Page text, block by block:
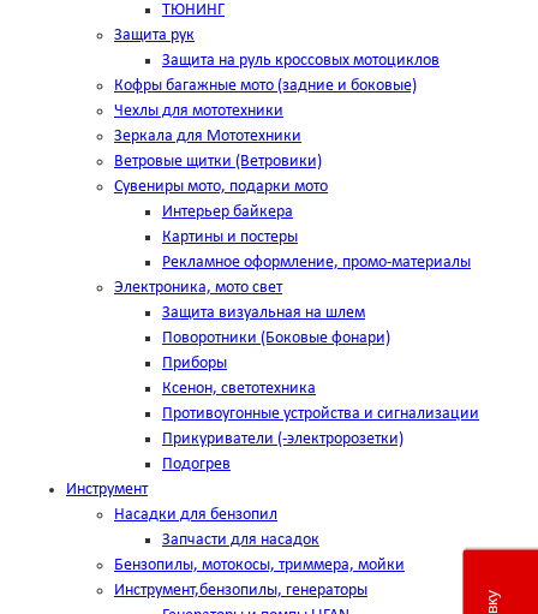
ТЮНИНГ
Защита рук
Защита на руль кроссовых мотоциклов
Кофры багажные мото (задние и боковые)
Чехлы для мототехники
Зеркала для Мототехники
Ветровые щитки (Ветровики)
Сувениры мото, подарки мото
Интерьер байкера
Картины и постеры
Рекламное оформление, промо-материалы
Электроника, мото свет
Защита визуальная на шлем
Поворотники (Боковые фонари)
Приборы
Ксенон, светотехника
Противоугонные устройства и сигнализации
Прикуриватели (-электророзетки)
Подогрев
Инструмент
Насадки для бензопил
Запчасти для насадок
Бензопилы, мотокосы, триммера, мойки
Инструмент,бензопилы, генераторы